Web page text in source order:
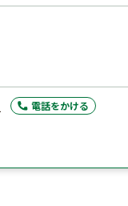
電話をかける